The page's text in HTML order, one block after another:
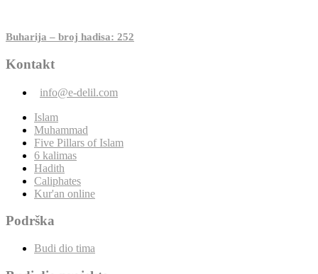
Buharija – broj hadisa: 252
Kontakt
info@e-delil.com
Islam
Muhammad
Five Pillars of Islam
6 kalimas
Hadith
Caliphates
Kur'an online
Podrška
Budi dio tima